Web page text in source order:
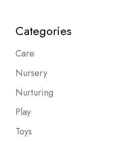
Categories
Care
Nursery
Nurturing
Play
Toys